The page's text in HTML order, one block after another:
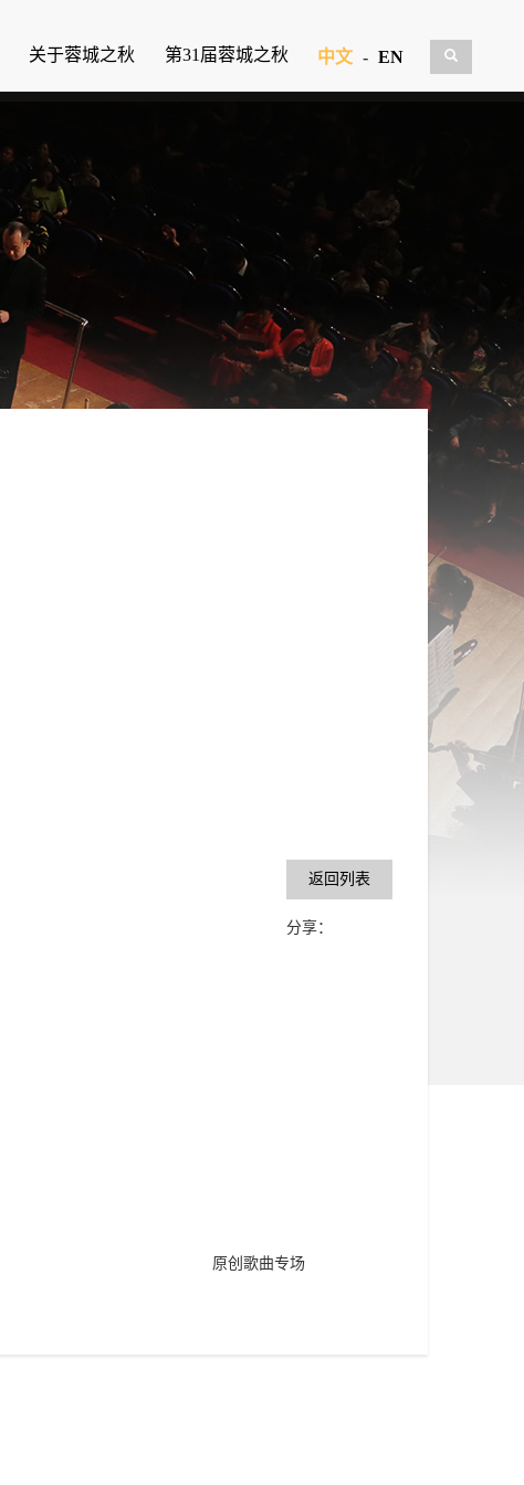
关于蓉城之秋 第31届蓉城之秋 中文 - EN
返回列表
分享：
原创歌曲专场